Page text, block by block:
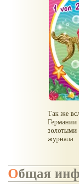
Так же
Германии
золотыми
журнала.
Общая